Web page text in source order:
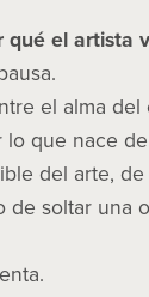
qué el artista
el alma
que nace
del arte,
de soltar una